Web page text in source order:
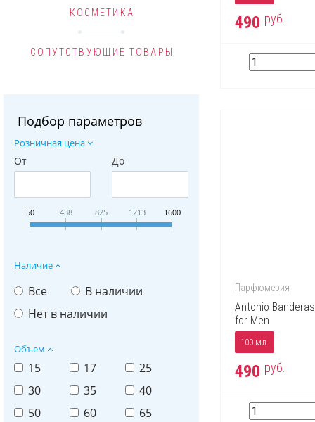
КОСМЕТИКА
СОПУТСТВУЮЩИЕ ТОВАРЫ
Подбор параметров
Розничная цена
От До
50 438 825 1213 1600
Наличие
Все
В наличии
Нет в наличии
Объем
15 17
25
30
35
40
50
60
65
490 руб.
Парфюмерия
Antonio
for Men
100 мл.
490 руб.